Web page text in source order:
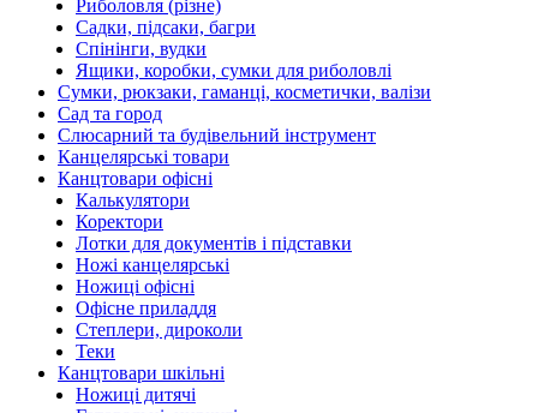
Риболовля (різне)
Садки, підсаки, багри
Спінінги, вудки
Ящики, коробки, сумки для риболовлі
Сумки, рюкзаки, гаманці, косметички, валізи
Сад та город
Слюсарний та будівельний інструмент
Канцелярські товари
Канцтовари офісні
Калькулятори
Коректори
Лотки для документів і підставки
Ножі канцелярські
Ножиці офісні
Офісне приладдя
Степлери, дироколи
Теки
Канцтовари шкільні
Ножиці дитячі